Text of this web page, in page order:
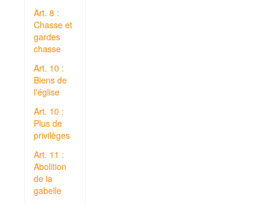
Art. 8 :
Chasse et
gardes
chasse
Art. 10 :
Biens de
l'église
Art. 10 :
Plus de
privilèges
Art. 11 :
Abolition
de la
gabelle